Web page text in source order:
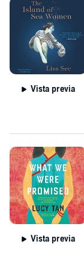
Vista previa
Vista previa